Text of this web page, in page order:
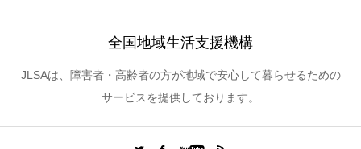
全国地域生活支援機構
JLSAは、障害者・高齢者の方が地域で安心して暮らせるための
サービスを提供しております。